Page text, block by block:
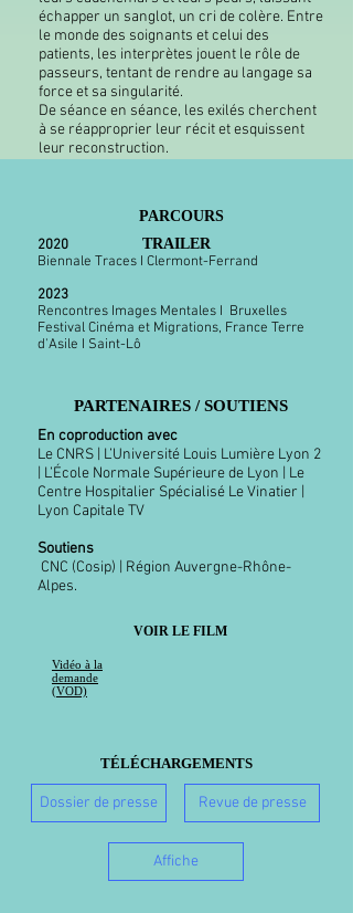
échapper un sanglot, un cri de colère. Entre
le monde des soignants et celui des
patients, les interprètes jouent le rôle de
passeurs, tentant de rendre au langage sa
force et sa singularité.
De séance en séance, les exilés cherchent
à se réapproprier leur récit et esquissent
leur reconstruction.
PARCOURS
2020
Biennale Traces I Clermont-Ferrand
2023
Rencontres Images Mentales I Bruxelles
Festival Cinéma et Migrations, France Terre
d'Asile I Saint-Lô
PARTENAIRES / SOUTIENS
En coproduction avec
Le CNRS | L’Université Louis Lumière Lyon 2
| L’École Normale Supérieure de Lyon | Le
Centre Hospitalier Spécialisé Le Vinatier |
Lyon Capitale TV
Soutiens
CNC (Cosip) | Région Auvergne-Rhône-
Alpes.
VOIR LE FILM
Vidéo à la
demande
(VOD)
TRAILER
TÉLÉCHARGEMENTS
Dossier de presse Revue de presse
Affiche